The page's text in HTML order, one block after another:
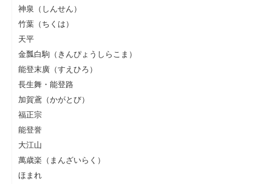
神泉（しんせん）
竹葉（ちくは）
天平
金瓢白駒（きんぴょうしらこま）
能登末廣（すえひろ）
長生舞・能登路
加賀鳶（かがとび）
福正宗
能登誉
大江山
萬歳楽（まんざいらく）
ほまれ